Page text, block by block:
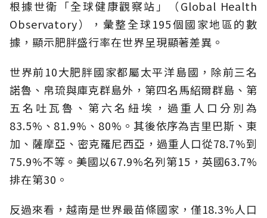
根據世衛「全球健康觀察站」（Global Health
Observatory），彙整全球195個國家地區的數
據，顯示肥胖盛行率在世界呈現顯著差異。
世界前10大肥胖國家都屬太平洋島國，除前三名
諾魯、帛琉與庫克群島外，第四名馬紹爾群島、第
五名吐瓦魯、第六名紐埃，過重人口分別為
83.5%、81.9%、80%。其後依序為吉里巴斯、東
加、薩摩亞、密克羅尼西亞，過重人口從78.7%到
75.9%不等。美國以67.9%名列第15，英國63.7%
排在第30。
反過來看，越南是世界最苗條國家，僅18.3%人口